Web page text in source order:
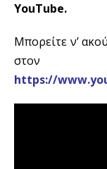
YouTube.
Μπορείτε ν’
στον
https://